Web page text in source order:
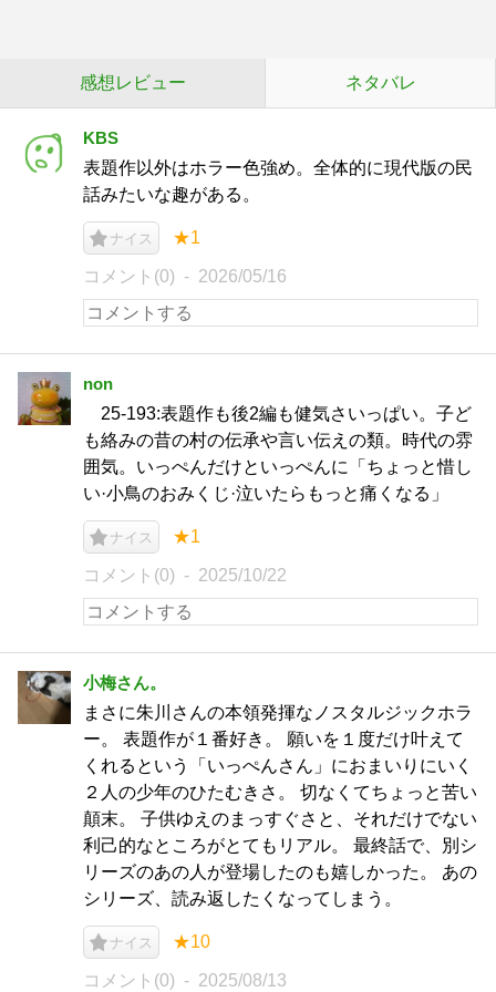
感想レビュー ネタバレ
KBS
表題作以外はホラー色強め。全体的に現代版の民
話みたいな趣がある。
ナイス ★1
コメント(0) 2026/05/16
non
25-193:表題作も後2編も健気さいっぱい。子ど
も絡みの昔の村の伝承や言い伝えの類。時代の雰
囲気。いっぺんだけといっぺんに「ちょっと惜し
い·小鳥のおみくじ·泣いたらもっと痛くなる」
ナイス ★1
コメント(0) 2025/10/22
小梅さん。
まさに朱川さんの本領発揮なノスタルジックホラ
ー。 表題作が１番好き。 願いを１度だけ叶えて
くれるという「いっぺんさん」におまいりにいく
２人の少年のひたむきさ。 切なくてちょっと苦い
顛末。 子供ゆえのまっすぐさと、それだけでない
利己的なところがとてもリアル。 最終話で、別シ
リーズのあの人が登場したのも嬉しかった。 あの
シリーズ、読み返したくなってしまう。
ナイス ★10
コメント(0) 2025/08/13